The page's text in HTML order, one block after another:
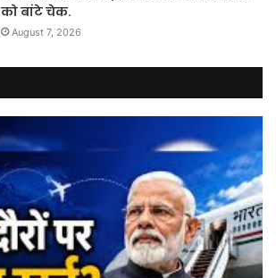
को बांटे चेक.
August 7, 2026